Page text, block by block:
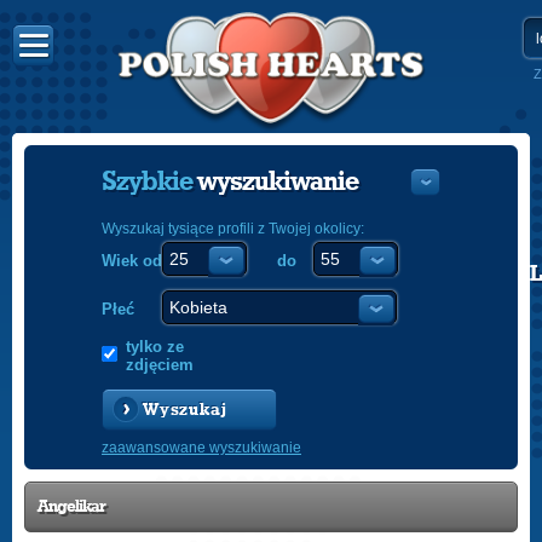
POLISH
Szybkiewyszukiwanie
Wyszukaj tysiące profili z Twojej okolicy:
Wiek od do
Płeć
tylko ze
zdjęciem
Wyszukaj
zaawansowane wyszukiwanie
Angelikar